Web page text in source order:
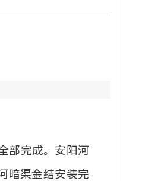
部完成。安阳河
暗渠金结安装完